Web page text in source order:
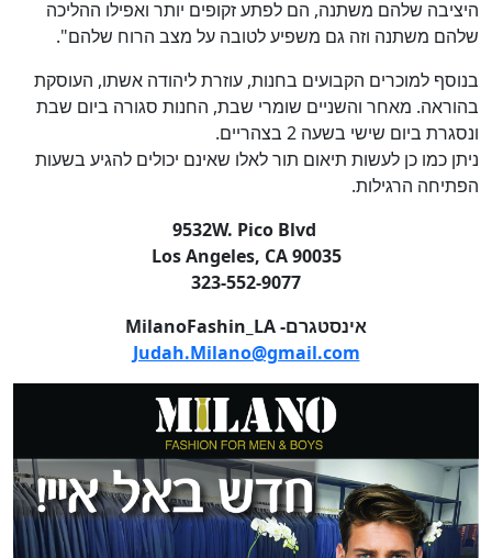
היציבה שלהם משתנה, הם לפתע זקופים יותר ואפילו ההליכה
שלהם משתנה וזה גם משפיע לטובה על מצב הרוח שלהם".
בנוסף למוכרים הקבועים בחנות, עוזרת ליהודה אשתו, העוסקת
בהוראה. מאחר והשניים שומרי שבת, החנות סגורה ביום שבת
ונסגרת ביום שישי בשעה 2 בצהריים.
ניתן כמו כן לעשות תיאום תור לאלו שאינם יכולים להגיע בשעות
הפתיחה הרגילות.
Los Angeles, CA 90035
323-552-9077
אינסטגרם- MilanoFashin_LA
Judah.Milano@gmail.com